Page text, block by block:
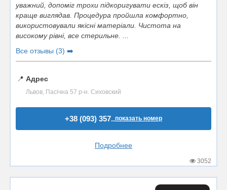
уважний, допоміг трохи підкоригувати ескіз, щоб він
краще виглядав. Процедура пройшла комфортно,
використовували якісні матеріали. Чистота на
високому рівні, все стерильне. ...
Все отзывы (3) ➡️
📍 Адрес
Львов, Пасічна 57 р-н. Сиховский
+38 (093) 357..показать номер
Подробнее
3052